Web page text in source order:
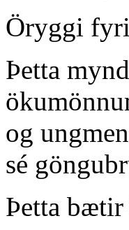
Öryggi
Þetta
og
sé
Þetta bætir